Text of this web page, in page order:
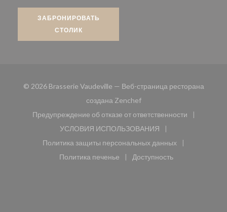
ЗАБРОНИРОВАТЬ
СТОЛИК
© 2026 Brasserie Vaudeville — Веб-страница ресторана
создана Zenchef((открывается в новом
Предупреждение об отказе от ответственности
((открывается в новом окне))
УСЛОВИЯ ИСПОЛЬЗОВАНИЯ
((открывается в новом окне))
Политика защиты персональных данных
((открывается в новом окне))
Политика печенье
((открывается в новом окне))
Доступность